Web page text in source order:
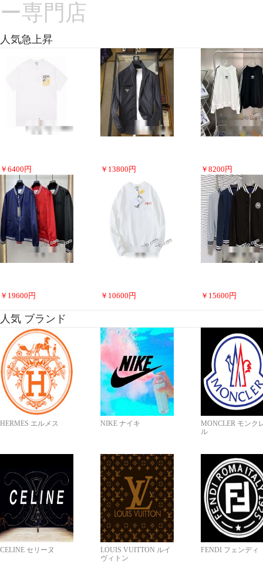
ー専門店
人気急上昇
￥ 6400 円 ￥ 13800 円 ￥ 8200 円
￥ 19600 円 ￥ 10600 円 ￥ 15600 円
人気 ブランド
HERMES エルメス NIKE ナイキ
MONCLER モンク
ル
CELINE セリーヌ
LOUIS VUITTON ルイ
ヴィトン
FENDI フェンディ